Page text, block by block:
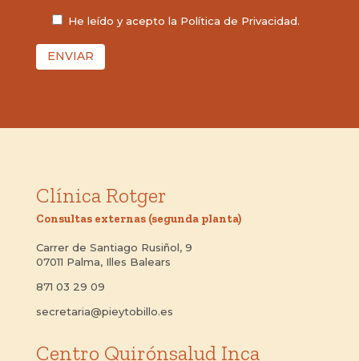
He leído y acepto la Política de Privacidad.
ENVIAR
Clínica Rotger
Consultas externas (segunda planta)
Carrer de Santiago Rusiñol, 9
07011 Palma, Illes Balears
871 03 29 09
secretaria@pieytobillo.es
Centro Quirónsalud Inca